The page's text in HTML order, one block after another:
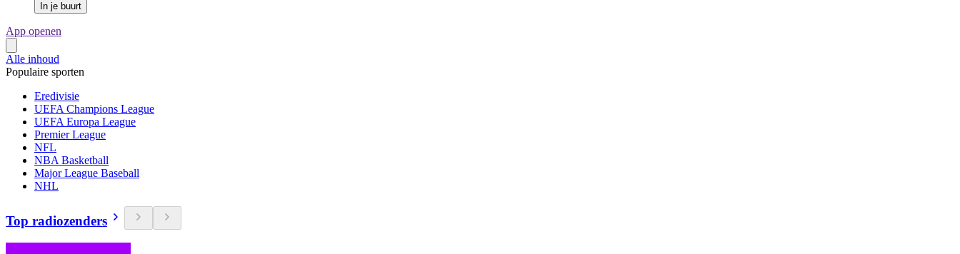
In je buurt
App openen
Alle inhoud
Populaire sporten
Eredivisie
UEFA Champions League
UEFA Europa League
Premier League
NFL
NBA Basketball
Major League Baseball
NHL
Top radiozenders